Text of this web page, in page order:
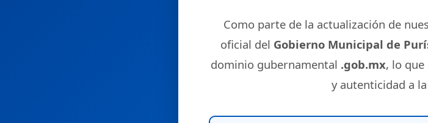
Como parte de la actualización de
oficial del Gobierno Municipal de
dominio gubernamental .gob.mx, lo
y autenticidad a